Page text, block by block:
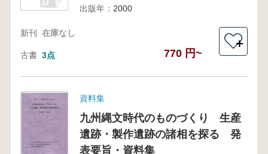
出版年： 2000
新刊 在庫なし
古書 3点 770 円~
＋
資料集
九州縄文時代のものづくり 生産
遺跡・製作遺跡の諸相を探る 発
表要旨・資料集